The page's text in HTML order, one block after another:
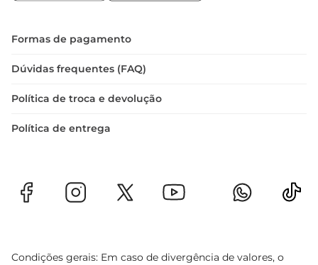
você tenha sempre à mão uma opção deliciosa
busca uma alimentação saborosa e prática, sem
Com a coxa e sobrecoxa FGO Tijuca, suas
tornando cada momento à mesa uma
Formas de pagamento
Dúvidas frequentes (FAQ)
Política de troca e devolução
Política de entrega
Condições gerais: Em caso de divergência de valores, o